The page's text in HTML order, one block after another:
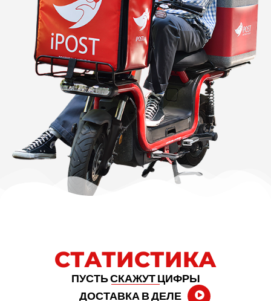
СТАТИСТИКА
ПУСТЬ СКАЖУТ ЦИФРЫ
ДОСТАВКА В ДЕЛЕ